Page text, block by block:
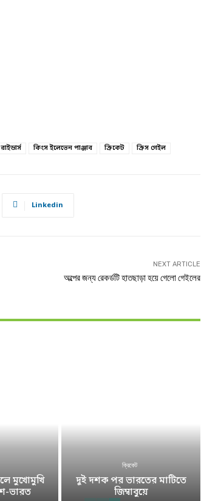
কিংস ইলেভেন পাঞ্জাব ক্রিকেট ক্রিস গেইল
Linkedin
NEXT ARTICLE
অল্পের জন্য রেকর্ডটি হাতছাড়া হয়ে গেলো গেইলের
মুখোমুখি
ভারত
ক্রিকেট
দুই দশক পর ভারতের মাটিতে
জিম্বাবুয়ে